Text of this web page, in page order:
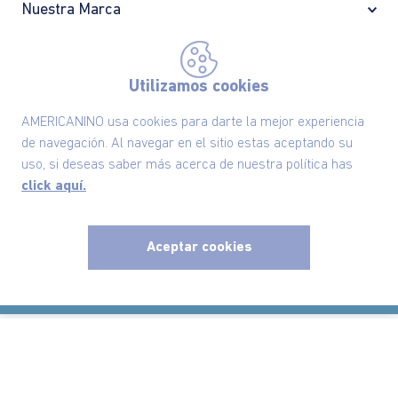
Utilizamos cookies
AMERICANINO usa cookies para darte la mejor experiencia
de navegación. Al navegar en el sitio estas aceptando su
uso, si deseas saber más acerca de nuestra política has
click aquí.
Aceptar cookies
Nuestra Marca
Información
Localizador de tiendas